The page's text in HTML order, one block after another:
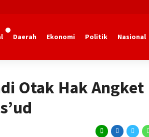
Daerah Ekonomi Politik Nasional
Otak Hak Angket